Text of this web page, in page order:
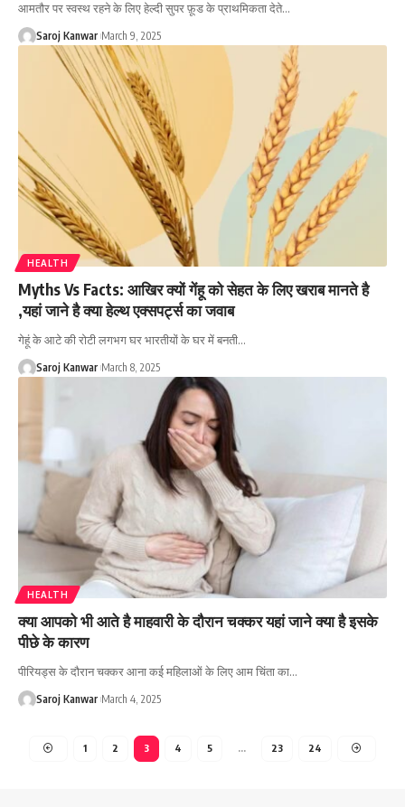
आमतौर पर स्वस्थ रहने के लिए हेल्दी सुपर फ़ूड के प्राथमिकता देते…
Saroj Kanwar March 9, 2025
HEALTH
Myths Vs Facts: आखिर क्यों गेंहू को सेहत के लिए खराब मानते है
,यहां जाने है क्या हेल्थ एक्सपर्ट्स का जवाब
गेहूं के आटे की रोटी लगभग घर भारतीयों के घर में बनती…
Saroj Kanwar March 8, 2025
HEALTH
क्या आपको भी आते है माहवारी के दौरान चक्कर यहां जाने क्या है इसके
पीछे के कारण
पीरियड्स के दौरान चक्कर आना कई महिलाओं के लिए आम चिंता का…
Saroj Kanwar March 4, 2025
1 2 3 4 5 … 23 24